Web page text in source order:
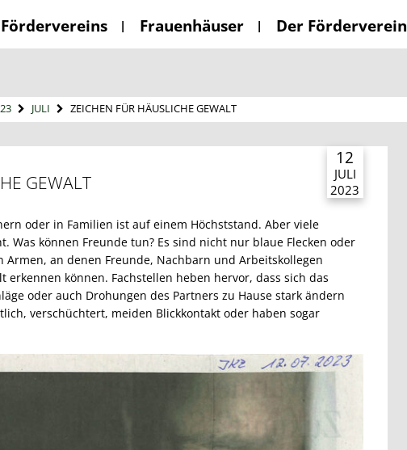
Frauenhäuser Der Förderverein
JULI ZEICHEN FÜR HÄUSLICHE GEWALT
12
JULI
2023
GEWALT
oder in Familien ist auf einem Höchststand. Aber viele
Was können Freunde tun? Es sind nicht nur blaue Flecken oder
Armen, an denen Freunde, Nachbarn und Arbeitskollegen
erkennen können. Fachstellen heben hervor, dass sich das
oder auch Drohungen des Partners zu Hause stark ändern
verschüchtert, meiden Blickkontakt oder haben sogar